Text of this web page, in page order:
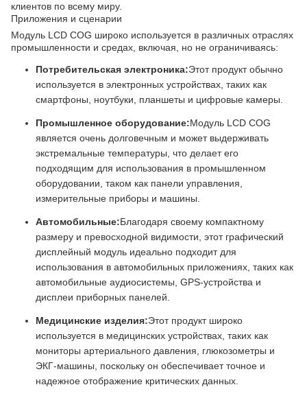
клиентов по всему миру.
Приложения и сценарии
Модуль LCD COG широко используется в различных отраслях
промышленности и средах, включая, но не ограничиваясь:
Потребительская электроника:Этот продукт обычно
используется в электронных устройствах, таких как
смартфоны, ноутбуки, планшеты и цифровые камеры.
Промышленное оборудование:Модуль LCD COG
является очень долговечным и может выдерживать
экстремальные температуры, что делает его
подходящим для использования в промышленном
оборудовании, таком как панели управления,
измерительные приборы и машины.
Автомобильные:Благодаря своему компактному
размеру и превосходной видимости, этот графический
дисплейный модуль идеально подходит для
использования в автомобильных приложениях, таких как
автомобильные аудиосистемы, GPS-устройства и
дисплеи приборных панелей.
Медицинские изделия:Этот продукт широко
используется в медицинских устройствах, таких как
мониторы артериального давления, глюкозометры и
ЭКГ-машины, поскольку он обеспечивает точное и
надежное отображение критических данных.